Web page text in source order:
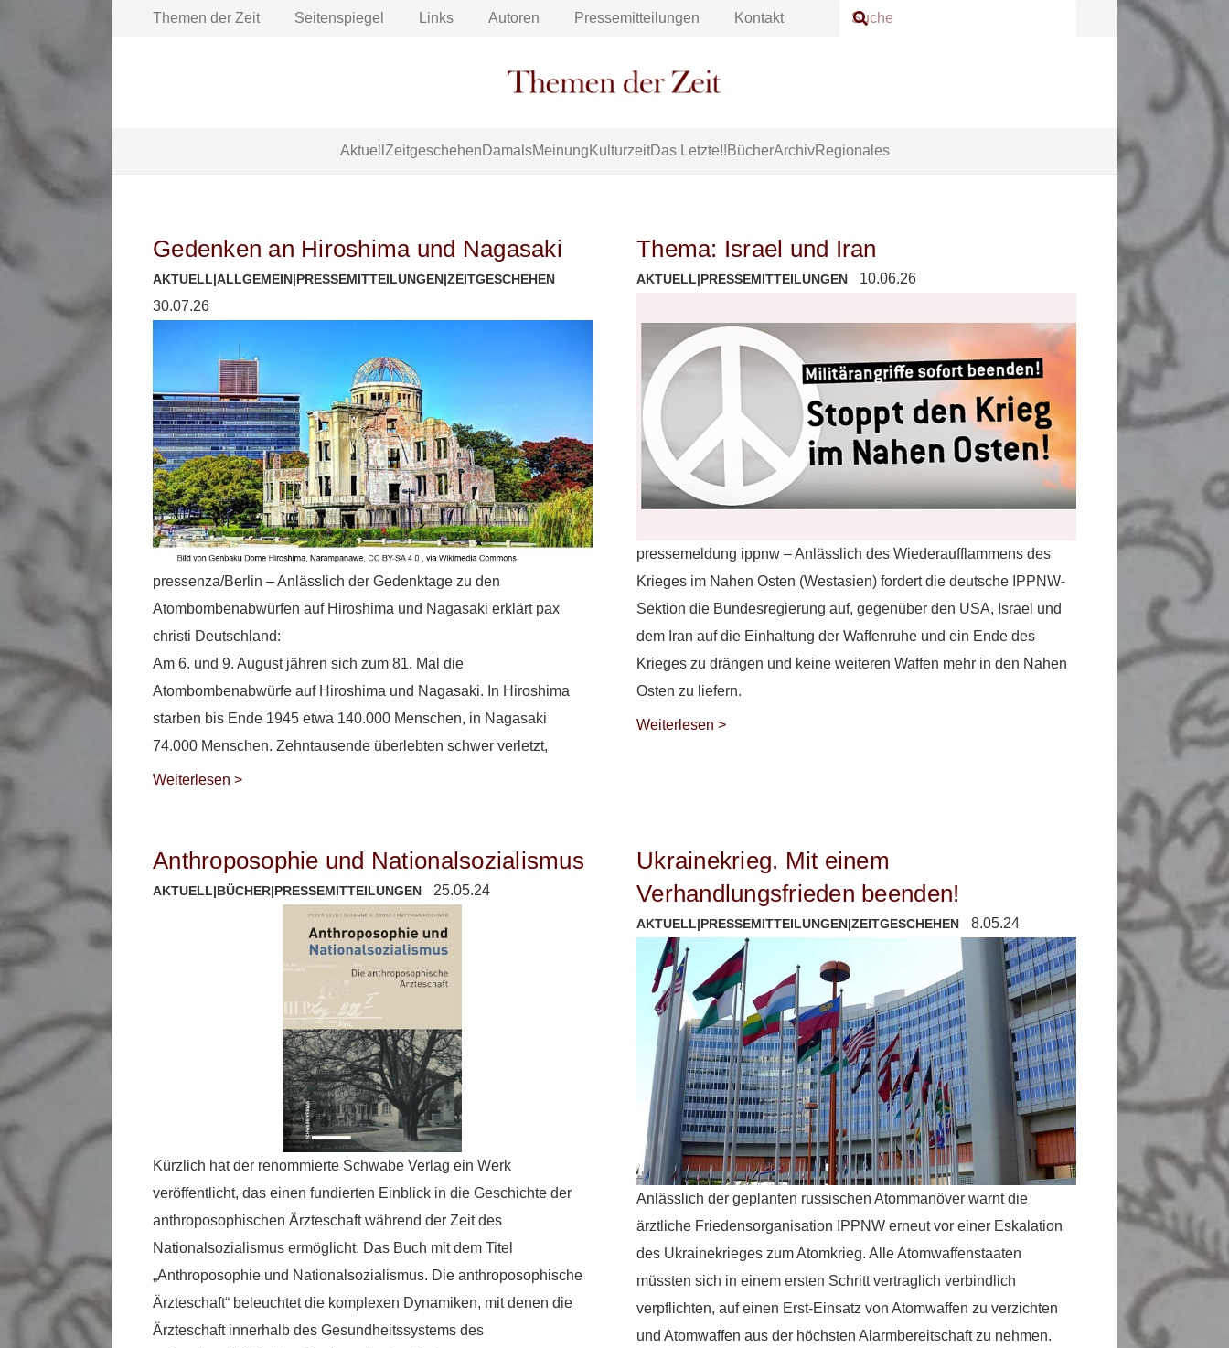
Themen der Zeit Seitenspiegel Links Autoren Pressemitteilungen Kontakt
Aktuell Zeitgeschehen DamalsMeinung KulturzeitDas Letzte!! BücherArchivRegionales
Gedenken an Hiroshima und Nagasaki
AKTUELL|ALLGEMEIN|PRESSEMITTEILUNGEN|ZEITGESCHEHEN
30.07.26
pressenza/Berlin – Anlässlich der Gedenktage zu den
Atombombenabwürfen auf Hiroshima und Nagasaki erklärt pax
christi Deutschland:
Am 6. und 9. August jähren sich zum 81. Mal die
Atombombenabwürfe auf Hiroshima und Nagasaki. In Hiroshima
starben bis Ende 1945 etwa 140.000 Menschen, in Nagasaki
74.000 Menschen. Zehntausende überlebten schwer verletzt,
Weiterlesen >
Thema: Israel und Iran
AKTUELL|PRESSEMITTEILUNGEN 10.06.26
pressemeldung ippnw – Anlässlich des Wiederaufflammens des
Krieges im Nahen Osten (Westasien) fordert die deutsche IPPNW-
Sektion die Bundesregierung auf, gegenüber den USA, Israel und
dem Iran auf die Einhaltung der Waffenruhe und ein Ende des
Krieges zu drängen und keine weiteren Waffen mehr in den Nahen
Osten zu liefern.
Weiterlesen >
Anthroposophie und Nationalsozialismus
AKTUELL|BÜCHER|PRESSEMITTEILUNGEN 25.05.24
Kürzlich hat der renommierte Schwabe Verlag ein Werk
veröffentlicht, das einen fundierten Einblick in die Geschichte der
anthroposophischen Ärzteschaft während der Zeit des
Nationalsozialismus ermöglicht. Das Buch mit dem Titel
„Anthroposophie und Nationalsozialismus. Die anthroposophische
Ärzteschaft“ beleuchtet die komplexen Dynamiken, mit denen die
Ärzteschaft innerhalb des Gesundheitssystems des
Ukrainekrieg. Mit einem
Verhandlungsfrieden beenden!
AKTUELL|PRESSEMITTEILUNGEN|ZEITGESCHEHEN 8.05.24
Anlässlich der geplanten russischen Atommanöver warnt die
ärztliche Friedensorganisation IPPNW erneut vor einer Eskalation
des Ukrainekrieges zum Atomkrieg. Alle Atomwaffenstaaten
müssten sich in einem ersten Schritt vertraglich verbindlich
verpflichten, auf einen Erst-Einsatz von Atomwaffen zu verzichten
und Atomwaffen aus der höchsten Alarmbereitschaft zu nehmen.